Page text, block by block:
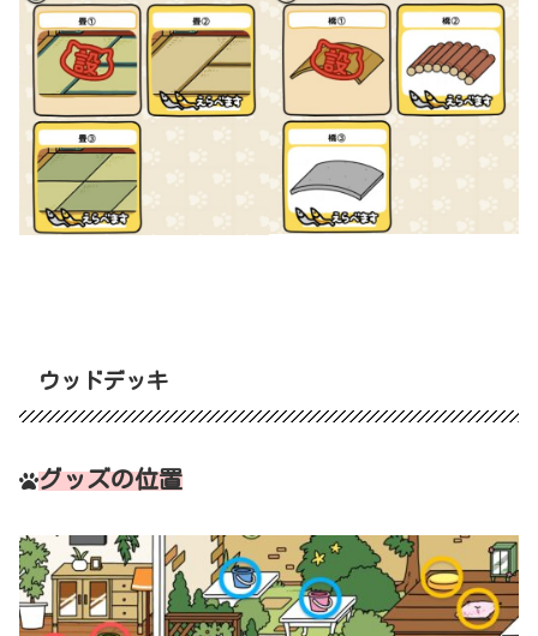
ウッドデッキ
グッズの位置